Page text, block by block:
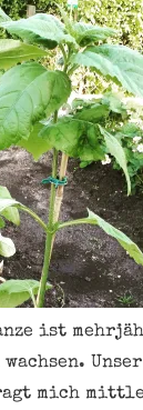
ist
wachsen.
mich